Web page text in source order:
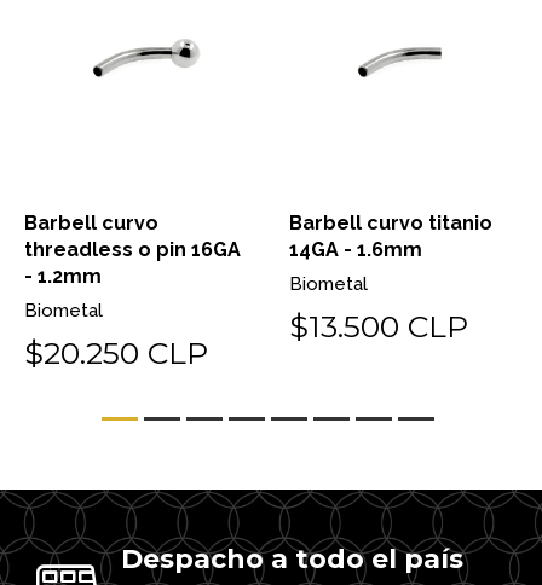
Barbell curvo
threadless o pin 16GA
- 1.2mm
Biometal
$20.250 CLP
Barbell curvo titanio
14GA - 1.6mm
Biometal
$13.500 CLP
Despacho a todo el país